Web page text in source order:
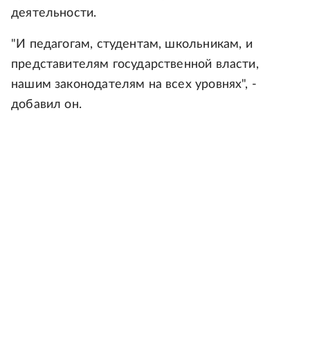
деятельности.
"И педагогам, студентам, школьникам, и
представителям государственной власти,
нашим законодателям на всех уровнях", -
добавил он.